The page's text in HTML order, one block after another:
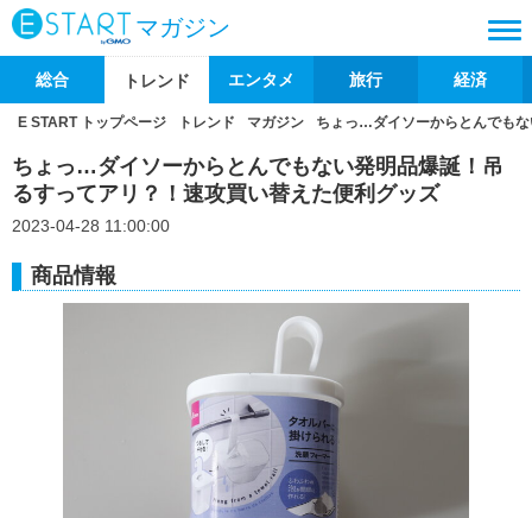
マガジン
総合 トレンド エンタメ 旅行 経済
E START トップページ トレンド マガジン ちょっ…ダイソーからとんでも
ちょっ…ダイソーからとんでもない発明品爆誕！吊
るすってアリ？！速攻買い替えた便利グッズ
2023-04-28 11:00:00
商品情報